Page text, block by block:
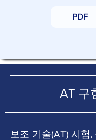
PDF
AT 구
보조 기술(AT) 시험